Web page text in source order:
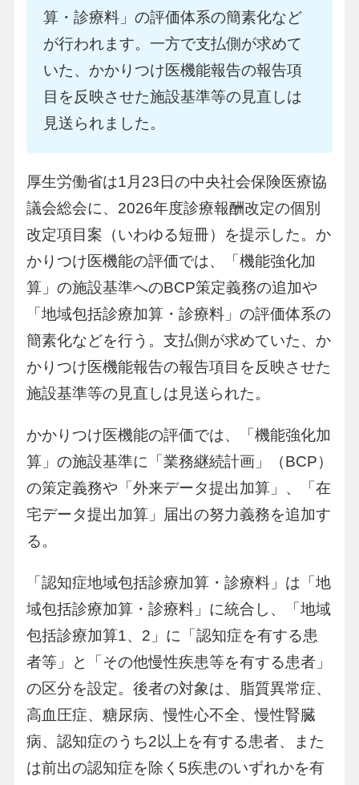
算・診療料」の評価体系の簡素化など
が行われます。一方で支払側が求めて
いた、かかりつけ医機能報告の報告項
目を反映させた施設基準等の見直しは
見送られました。
厚生労働省は1月23日の中央社会保険医療協
議会総会に、2026年度診療報酬改定の個別
改定項目案（いわゆる短冊）を提示した。か
かりつけ医機能の評価では、「機能強化加
算」の施設基準へのBCP策定義務の追加や
「地域包括診療加算・診療料」の評価体系の
簡素化などを行う。支払側が求めていた、か
かりつけ医機能報告の報告項目を反映させた
施設基準等の見直しは見送られた。
かかりつけ医機能の評価では、「機能強化加
算」の施設基準に「業務継続計画」（BCP）
の策定義務や「外来データ提出加算」、「在
宅データ提出加算」届出の努力義務を追加す
る。
「認知症地域包括診療加算・診療料」は「地
域包括診療加算・診療料」に統合し、「地域
包括診療加算1、2」に「認知症を有する患
者等」と「その他慢性疾患等を有する患者」
の区分を設定。後者の対象は、脂質異常症、
高血圧症、糖尿病、慢性心不全、慢性腎臓
病、認知症のうち2以上を有する患者、また
は前出の認知症を除く5疾患のいずれかを有